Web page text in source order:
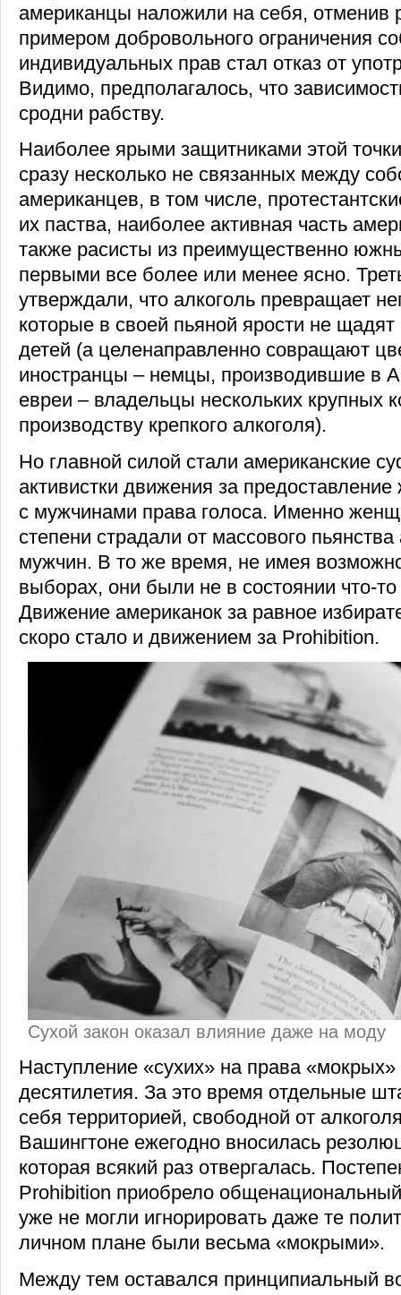
американцы наложили на себя, отменив
примером добровольного ограничения
индивидуальных прав стал отказ от
Видимо, предполагалось, что
сродни рабству.
Наиболее ярыми защитниками этой
сразу несколько не связанных между
американцев, в том числе,
их паства, наиболее активная часть
также расисты из преимущественно
первыми все более или менее ясно.
утверждали, что алкоголь превращает
которые в своей пьяной ярости не
детей (а целенаправленно совращают
иностранцы – немцы, производившие в
евреи – владельцы нескольких крупных
производству крепкого алкоголя).
Но главной силой стали американские
активистки движения за
с мужчинами права голоса. Именно
степени страдали от массового
мужчин. В то же время, не имея
выборах, они были не в состоянии что-
Движение американок за равное
скоро стало и движением за Prohibition.
Сухой закон оказал влияние даже на моду
Наступление «сухих» на права
десятилетия. За это время отдельные
себя территорией, свободной от
Вашингтоне ежегодно вносилась
которая всякий раз отвергалась.
Prohibition приобрело общенациональный
уже не могли игнорировать даже те
личном плане были весьма «мокрыми».
Между тем оставался принципиальный